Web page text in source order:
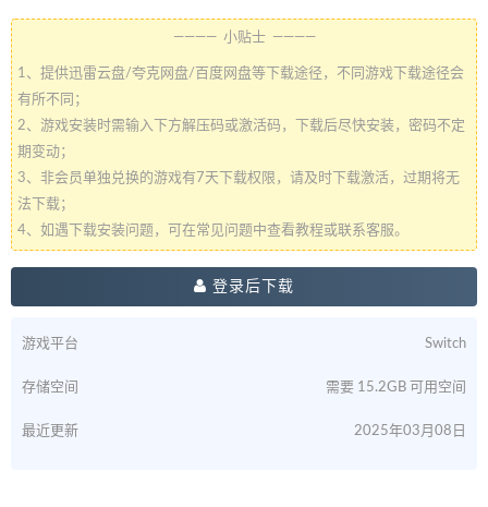
———— 小贴士 ————
1、提供迅雷云盘/夸克网盘/百度网盘等下载途径，不同游戏下载途径会
有所不同；
2、游戏安装时需输入下方解压码或激活码，下载后尽快安装，密码不定
期变动；
3、非会员单独兑换的游戏有7天下载权限，请及时下载激活，过期将无
法下载；
4、如遇下载安装问题，可在常见问题中查看教程或联系客服。
登录后下载
游戏平台 Switch
存储空间 需要 15.2GB 可用空间
最近更新 2025年03月08日